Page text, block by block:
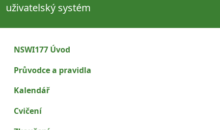
uživatelský systém
NSWI177 Úvod
Průvodce a pravidla
Kalendář
Cvičení